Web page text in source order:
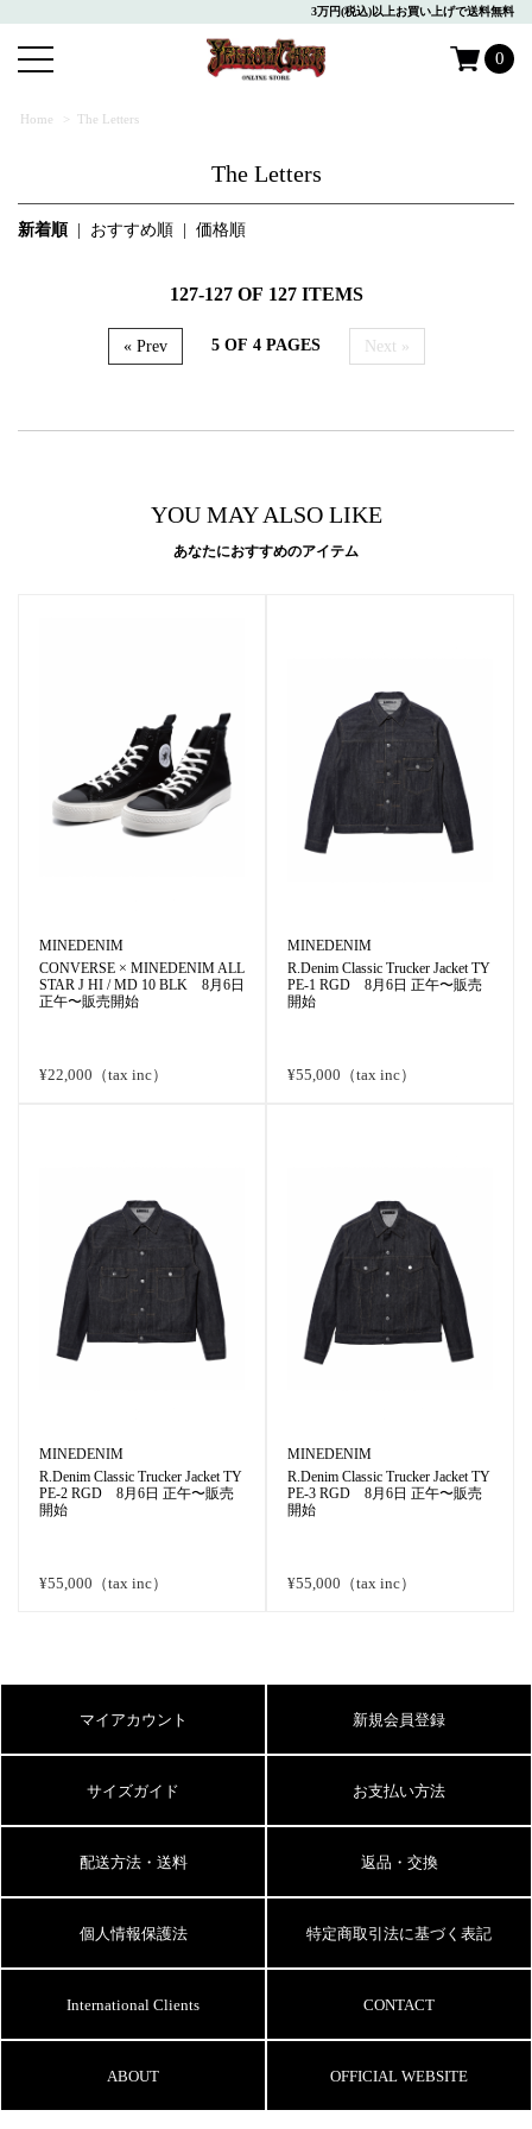
3万円(税込)以上お買い上げで送料無料
0
Home > The Letters
The Letters
新着順 おすすめ順 価格順
127-127 OF 127 ITEMS
« Prev 5 OF 4 PAGES Next »
YOU MAY ALSO LIKE
あなたにおすすめのアイテム
MINEDENIM
CONVERSE × MINEDENIM ALL
STAR J HI / MD 10 BLK 8月6日
正午〜販売開始
¥22,000（tax inc）
MINEDENIM
R.Denim Classic Trucker Jacket TY
PE-1 RGD 8月6日 正午〜販売
開始
¥55,000（tax inc）
MINEDENIM
R.Denim Classic Trucker Jacket TY
PE-2 RGD 8月6日 正午〜販売
開始
¥55,000（tax inc）
MINEDENIM
R.Denim Classic Trucker Jacket TY
PE-3 RGD 8月6日 正午〜販売
開始
¥55,000（tax inc）
マイアカウント 新規会員登録
サイズガイド お支払い方法
配送方法・送料 返品・交換
個人情報保護法 特定商取引法に基づく表記
International Clients CONTACT
ABOUT OFFICIAL WEBSITE